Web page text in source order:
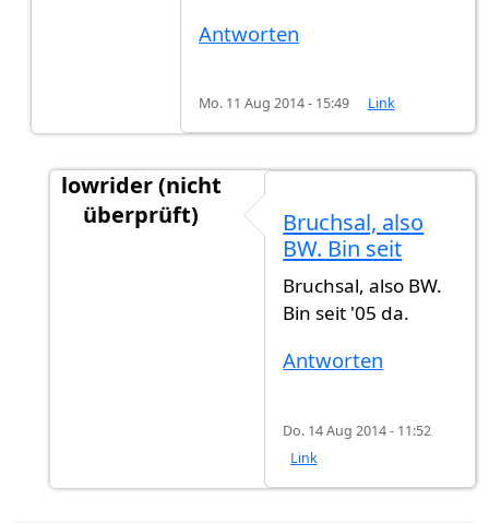
Antworten
Mo. 11 Aug 2014 - 15:49 Link
lowrider (nicht
überprüft)
Glückwunsch!! Bei welchenvon
Bruchsal, also
BW. Bin seit
Bruchsal, also BW.
Bin seit '05 da.
Antworten
Do. 14 Aug 2014 - 11:52
Link